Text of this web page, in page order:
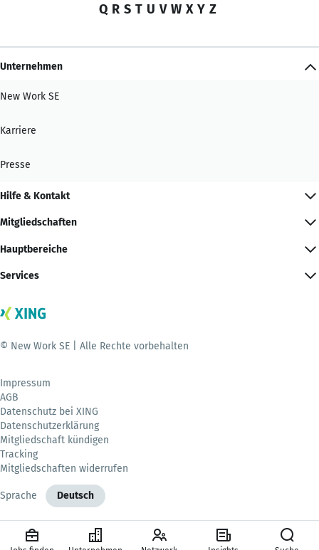
Q R S T U V W X Y Z
Unternehmen
New Work SE
Karriere
Presse
Hilfe & Kontakt
Mitgliedschaften
Hauptbereiche
Services
© New Work SE | Alle Rechte vorbehalten
Impressum
AGB
Datenschutz bei XING
Datenschutzerklärung
Mitgliedschaft kündigen
Tracking
Mitgliedschaften widerrufen
Sprache Deutsch